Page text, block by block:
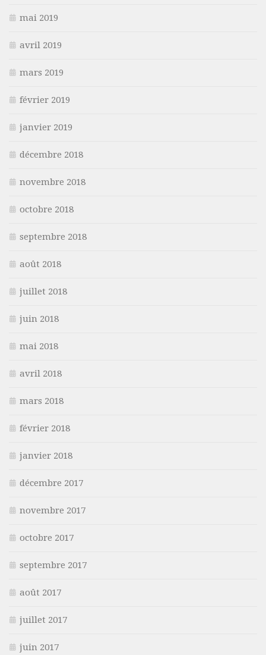
mai 2019
avril 2019
mars 2019
février 2019
janvier 2019
décembre 2018
novembre 2018
octobre 2018
septembre 2018
août 2018
juillet 2018
juin 2018
mai 2018
avril 2018
mars 2018
février 2018
janvier 2018
décembre 2017
novembre 2017
octobre 2017
septembre 2017
août 2017
juillet 2017
juin 2017